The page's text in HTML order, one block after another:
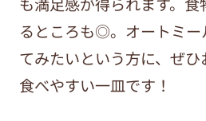
るところも◎。オートミ
てみたいという方に、ぜ
食べやすい一皿です！